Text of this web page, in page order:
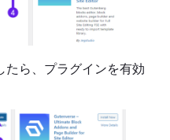
ら、プラグインを有効